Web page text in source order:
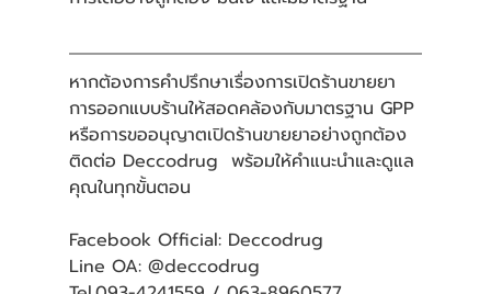
หากต้องการคำปรึกษาเรื่องการเปิดร้านขายยา
การออกแบบร้านให้สอดคล้องกับมาตรฐาน GPP
หรือการขออนุญาตเปิดร้านขายยาอย่างถูกต้อง
ติดต่อ Deccodrug  พร้อมให้คำแนะนำและดูแล
คุณในทุกขั้นตอน
Facebook Official: Deccodrug
Line OA: @deccodrug